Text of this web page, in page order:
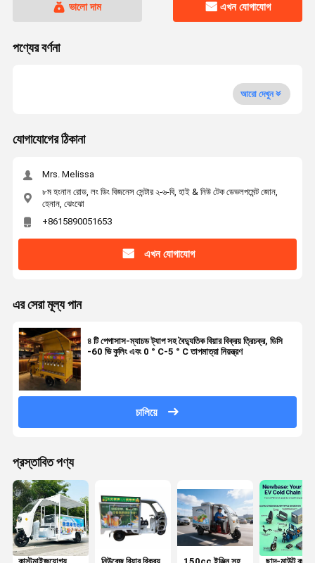
ভালো দাম এখন যোগাযোগ
পণ্যের বর্ণনা
আরো দেখুন
যোগাযোগের ঠিকানা
Mrs. Melissa
৮ম হংনান রোড, লং ডিং বিজনেস সেন্টার ২-৬-বি, হাই & নিউ টেক ডেভলপমেন্ট জোন,
হেনান, ঝেংঝো
+8615890051653
এখন যোগাযোগ
এর সেরা মূল্য পান
৪ টি পেগাসাস-ম্যাচড ট্যাপ সহ বৈদ্যুতিক বিয়ার বিক্রয় ত্রিচক্র, ডিসি
-60 ভি কুলিং এবং 0 ° C-5 ° C তাপমাত্রা নিয়ন্ত্রণ
চালিয়ে
প্রস্তাবিত পণ্য